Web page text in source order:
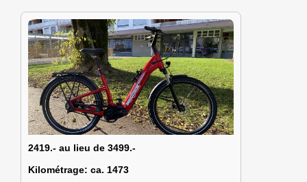
2419.- au lieu de 3499.-
Kilométrage: ca. 1473